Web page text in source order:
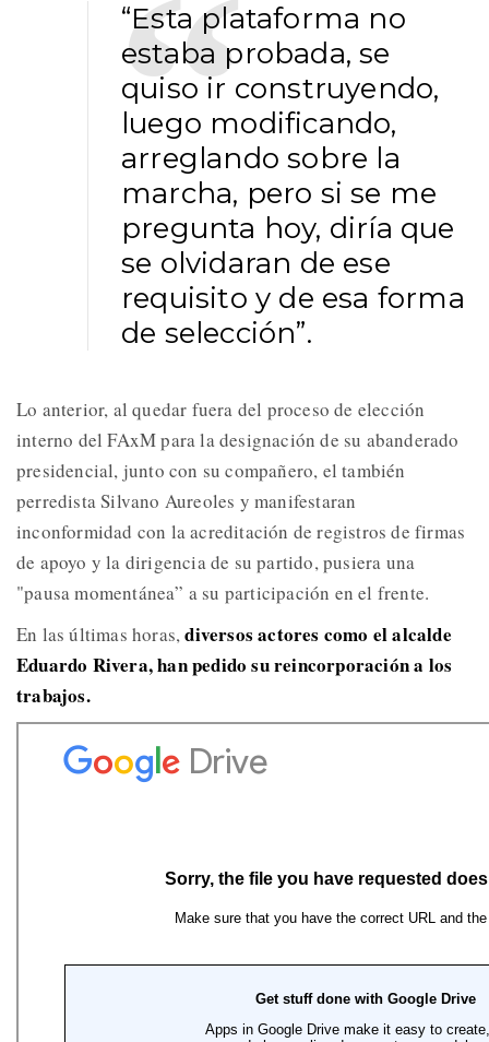
“Esta plataforma no
estaba probada, se
quiso ir construyendo,
luego modificando,
arreglando sobre la
marcha, pero si se me
pregunta hoy, diría que
se olvidaran de ese
requisito y de esa forma
de selección”.
Lo anterior, al quedar fuera del proceso de elección
interno del FAxM para la designación de su abanderado
presidencial, junto con su compañero, el también
perredista Silvano Aureoles y manifestaran
inconformidad con la acreditación de registros de firmas
de apoyo y la dirigencia de su partido, pusiera una
"pausa momentánea” a su participación en el frente.
En las últimas horas,diversos actores como el alcalde
Eduardo Rivera, han pedido su reincorporación a los
trabajos.